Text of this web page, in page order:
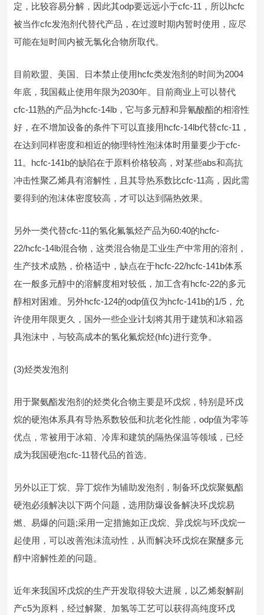
定，比较容易分解，因此其odp要远远小于cfc-11，所以hcfc
被当作cfc发泡剂代替代产品，在过渡时期内暂时使用，应尽
可能在短时间内被无氯化合物所取代。
目前欧盟、美国、日本禁止使用hcfc类发泡剂的时间为2004
年底，我国截止使用年限为2030年。目前商业上可以替代
cfc-11熟的产品为hcfc-14lb，它与多元醇和异氰酸酯的相溶性
好，在不增加设备的条件下可以直接用hcfc-14lb代替cfc-11，
在达到同样密度和相近的物理特性泡沫体时用量要少于cfc-
11。hcfc-141b的缺陷在于原料价格较高，对某些abs和高抗
冲击性聚乙烯具有溶解性，且其导热系数比cfc-11高，因此需
要得到的泡沫体密度较高，才可以达到隔热效果。
另外一类代替cfc-11的氢化氟氯烃产品为60:40的hcfc-
22/hcfc-14lb混合物，这类混合物是工业生产中常用的溶剂，
生产技术成熟，价格适中，缺点在于hcfc-22/hcfc-141b体系
在一般多元醇中的溶解度相对较低，加工含有hcfc-22的多元
醇相对困难。另外hcfc-124的odp值仅为hcfc-141b的1/5，允
许使用年限更久，国外一些企业计划将其用于建筑和冰箱器
具泡沫中，与较高成本的氢化氟烷烃(hfc)进行竞争。
(3)烃类发泡剂
用于聚氨酯发泡剂的烃类化合物主要是环戊烷，特别是环戊
烷的硬泡体系具有导热系数较低和抗老化性能，odp值为零等
优点，常被用于冰箱、冷库和建筑的隔热保温等领域，已经
成为我国硬泡cfc-11替代品的首选。
另外以正丁烷、异丁烷作为辅助发泡剂，制备环戊烷聚氨酯
硬泡必须解决以下两个问题，选用防爆设备解决环戊烷易
燃、易爆的问题;采用一定措施如正戊烷、异戊烷与环戊烷一
起使用，可以改善泡沫流动性，从而解决环戊烷在聚醚多元
醇中溶解性差的问题。
近年来我国环戊烷的生产开发取得较大进展，以乙烯裂解副
产c5为原料，经过解聚、加氢等工艺可以获得高纯度环戊